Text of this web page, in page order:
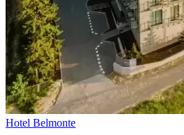
Hotel Belmonte